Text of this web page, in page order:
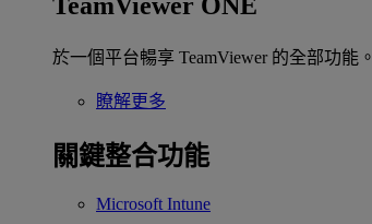
TeamViewer ONE
於一個平台暢享 TeamViewer 的全部功能。
瞭解更多
關鍵整合功能
Microsoft Intune